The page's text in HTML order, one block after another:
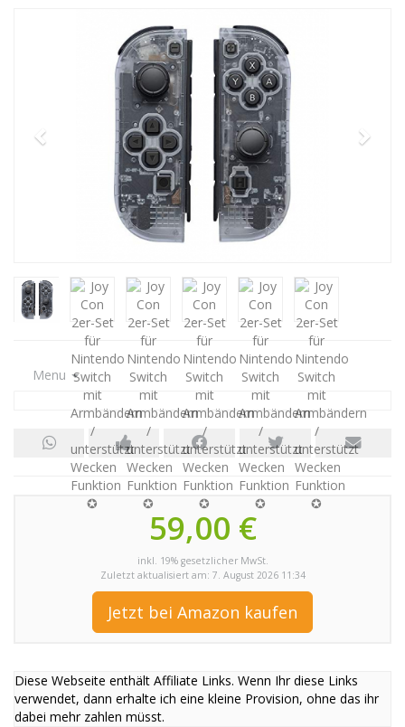
Menu
59,00 €
inkl. 19% gesetzlicher MwSt.
Zuletzt aktualisiert am: 7. August 2026 11:34
Jetzt bei Amazon kaufen
Diese Webseite enthält Affiliate Links. Wenn Ihr diese Links
verwendet, dann erhalte ich eine kleine Provision, ohne das ihr
dabei mehr zahlen müsst.